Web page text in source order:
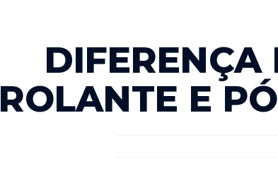
DIFERENÇA
ROLANTE E